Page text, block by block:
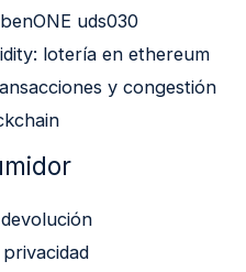
uds030
lotería en ethereum
y congestión